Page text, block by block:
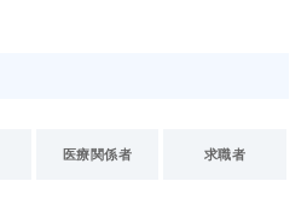
医療関係者 求職者